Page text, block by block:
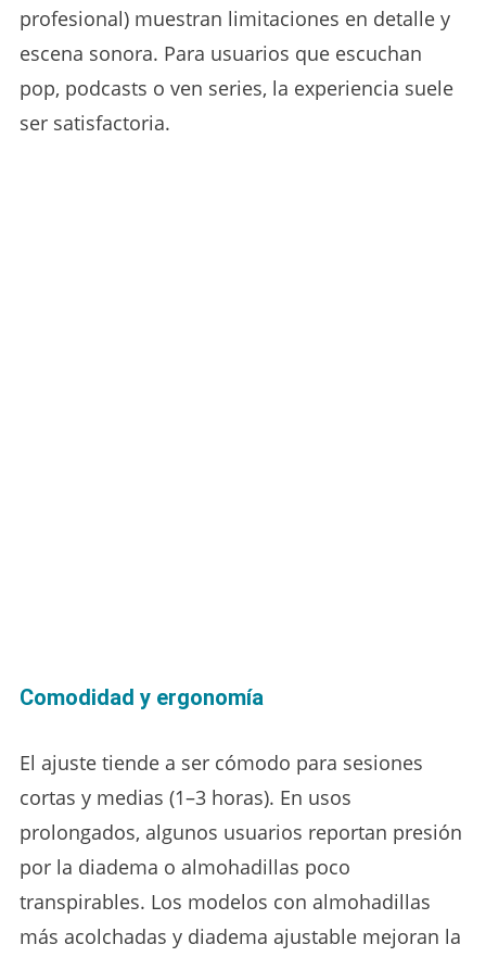
profesional) muestran limitaciones en detalle y
escena sonora. Para usuarios que escuchan
pop, podcasts o ven series, la experiencia suele
ser satisfactoria.
Comodidad y ergonomía
El ajuste tiende a ser cómodo para sesiones
cortas y medias (1–3 horas). En usos
prolongados, algunos usuarios reportan presión
por la diadema o almohadillas poco
transpirables. Los modelos con almohadillas
más acolchadas y diadema ajustable mejoran la